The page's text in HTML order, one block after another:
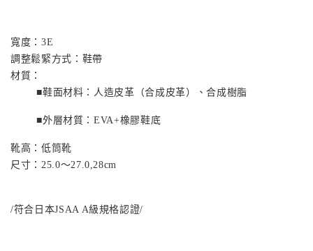
寬度： 3E
調整鬆緊方式：鞋帶
材質：
■鞋面材料：人造皮革（合成皮革）、合成樹脂
■外層材質：EVA+橡膠鞋底
靴高：低筒靴
尺寸： 25.0〜27.0,28cm
/符合日本JSAA A級規格認證/